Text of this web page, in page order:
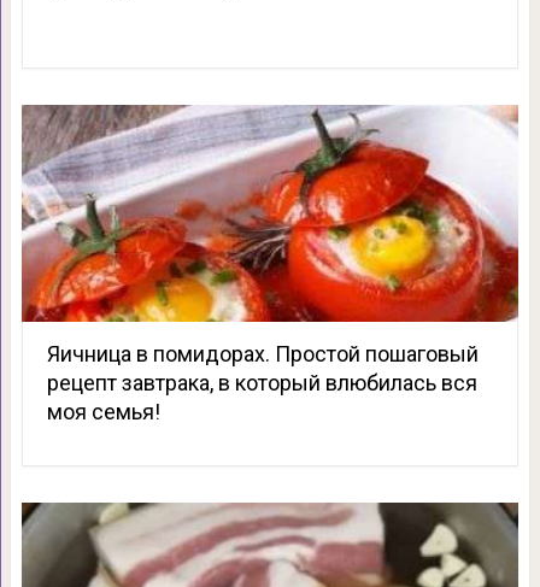
Яичница в помидорах. Простой пошаговый
рецепт завтрака, в который влюбилась вся
моя семья!